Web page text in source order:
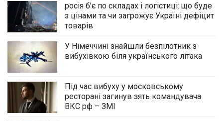
росія б’є по складах і логістиці: що буде
з цінами та чи загрожує Україні дефіцит
товарів
У Німеччині знайшли безпілотник з
вибухівкою біля українського літака
Під час вибуху у московському
ресторані загинув зять командувача
ВКС рф – ЗМІ